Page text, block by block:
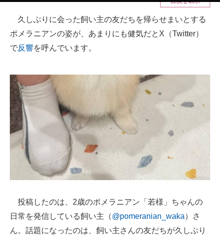
注目記事を集めた総合ページ
ITの今と未来を見通す
進化するPCとデバイスの未来
好きが集まる 比べて選べる
ビジネスと働き方のヒント
AI活用のいまが分かる
企業ITのトレンドを詳説
マーケ×ITの今がよく分かる
ITエンジニア向け専門サイト
久しぶりに会った飼い主の友だちを帰らせまいとする
ポメラニアンの姿が、あまりにも健気だとX（Twitter）
で反響を呼んでいます。
投稿したのは、2歳のポメラニアン「若様」ちゃんの
日常を発信している飼い主（@pomeranian_waka）さ
ん。話題になったのは、飼い主さんの友だちが久しぶり